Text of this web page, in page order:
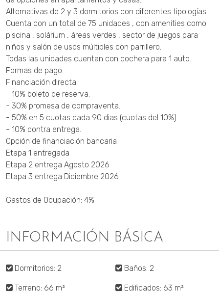
Alternativas de 2 y 3 dormitorios con diferentes tipologías.
Cuenta con un total de 75 unidades , con amenities como
piscina , solárium , áreas verdes , sector de juegos para
niños y salón de usos múltiples con parrillero.
Todas las unidades cuentan con cochera para 1 auto.
Formas de pago:
Financiación directa:
- 10% boleto de reserva.
- 30% promesa de compraventa.
- 50% en 5 cuotas cada 90 dias (cuotas del 10%).
- 10% contra entrega.
Opción de financiación bancaria
Etapa 1 entregada
Etapa 2 entrega Agosto 2026
Etapa 3 entrega Diciembre 2026
Gastos de Ocupación: 4%
INFORMACIÓN BÁSICA
Dormitorios: 2 Baños: 2
Terreno: 66 m² Edificados: 63 m²